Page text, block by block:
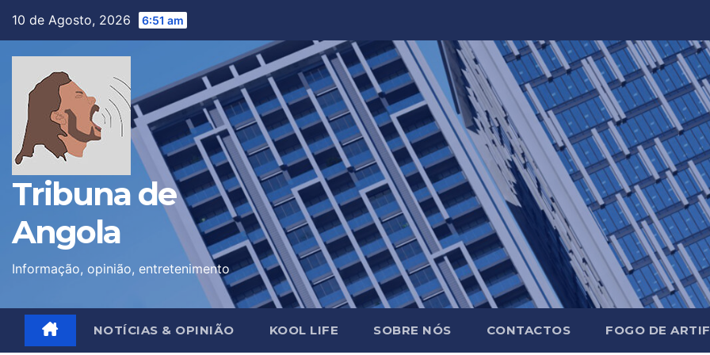
10 de Agosto, 2026 6:51 am
Tribuna de
Angola
Informação, opinião, entretenimento
NOTÍCIAS & OPINIÃO KOOL LIFE SOBRE NÓS CONTACTOS FOGO DE